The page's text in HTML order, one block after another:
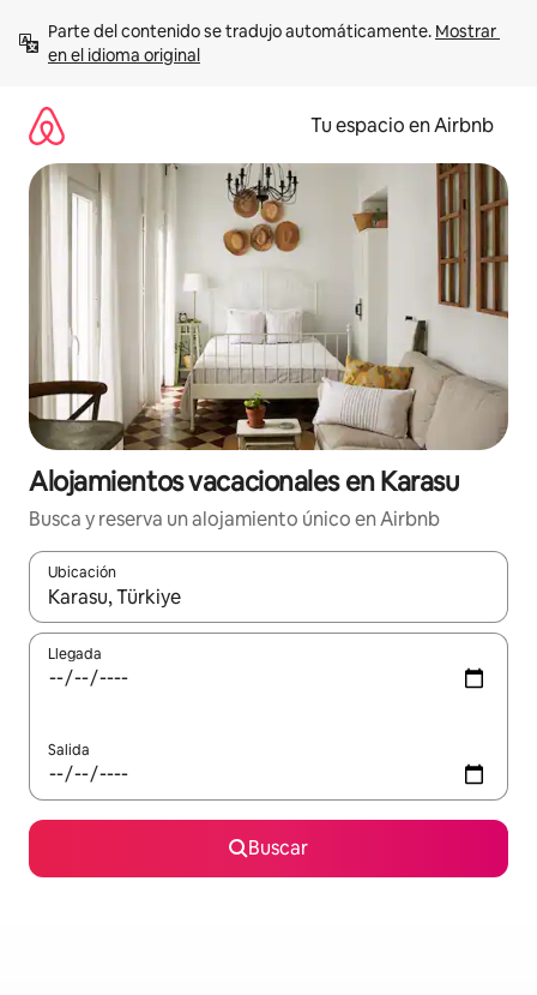
contenido
Parte del contenido se tradujo automáticamente. Mostrar
en el idioma original
Tu espacio en Airbnb
Alojamientos vacacionales en Karasu
Busca y reserva un alojamiento único en Airbnb
Ubicación
Cuando los resultados estén disponibles, podrás navegar
Llegada
Salida
Buscar